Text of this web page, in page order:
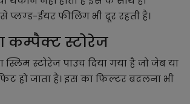
प्लग्ड-ईयर फीलिंग भी दूर रहती है।
कम्पैक्ट स्टोरेज
स्लिम स्टोरेज पाउच दिया गया है जो जेब या
हो जाता है। इस का फिल्टर बदलना भी